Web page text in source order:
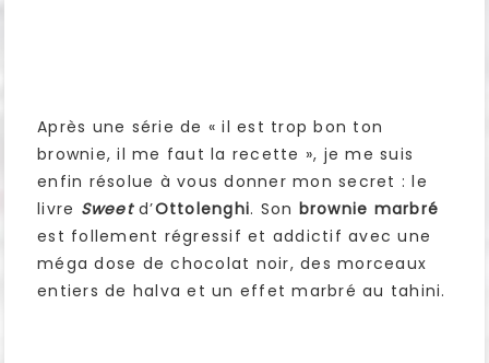
Après une série de « il est trop bon ton
brownie, il me faut la recette », je me suis
enfin résolue à vous donner mon secret : le
livre Sweetd’Ottolenghi. Son brownie marbré
est follement régressif et addictif avec une
méga dose de chocolat noir, des morceaux
entiers de halva et un effet marbré au tahini.